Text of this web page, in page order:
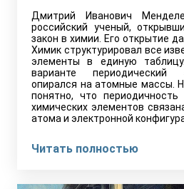
Дмитрий Иванович
российский ученый,
закон в химии. Его открытие
Химик структурировал все
элементы в единую
варианте периодический
опирался на атомные массы.
понятно, что периодичность
химических элементов
атома и электронной
Читать полностью